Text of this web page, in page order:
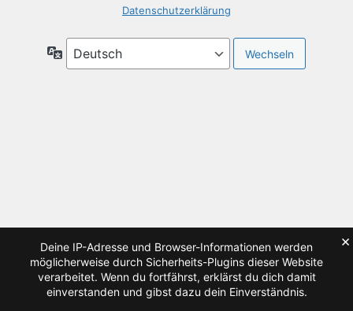
Datenschutzerklärung
Sprache
Deine IP-Adresse und Browser-Informationen werden
möglicherweise durch Sicherheits-Plugins dieser Website
verarbeitet. Wenn du fortfährst, erklärst du dich damit
einverstanden und gibst dazu dein Einverständnis.
×